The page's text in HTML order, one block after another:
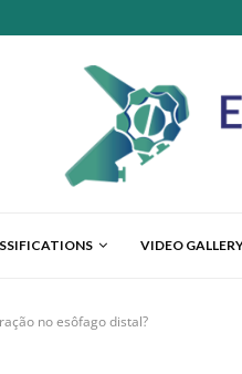
VIDEO
no esôfago distal?